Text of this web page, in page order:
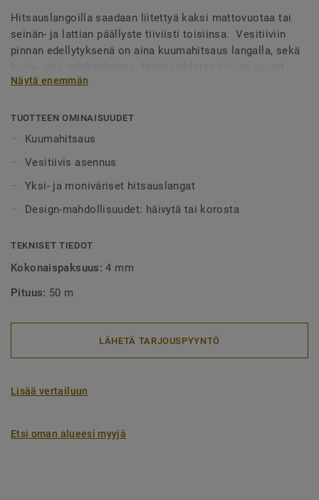
Hitsauslangoilla saadaan liitettyä kaksi mattovuotaa tai
seinän- ja lattian päällyste tiiviisti toisiinsa. Vesitiiviin
pinnan edellytyksenä on aina kuumahitsaus langalla, sekä
alueet tulee aina lankahitsata. Hitsatut saumat myös
rakoihin. Hitsauslankoja on saatavilla yksi- tai
monivärisenä, joko häivyttämään saumakohdat tai
Näytä enemmän
TUOTTEEN OMINAISUUDET
Kuumahitsaus
Vesitiivis asennus
Yksi- ja moniväriset hitsauslangat
Design-mahdollisuudet: häivytä tai korosta
TEKNISET TIEDOT
Kokonaispaksuus:4 mm
Pituus: 50 m
LÄHETÄ TARJOUSPYYNTÖ
Lisää vertailuun
Etsi oman alueesi myyjä